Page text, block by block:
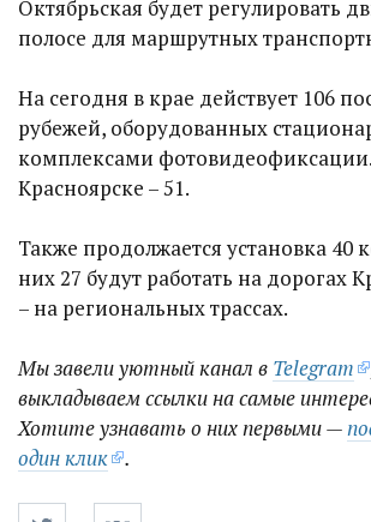
Октябрьская будет регулировать
полосе для маршрутных
На сегодня в крае действует 106
рубежей, оборудованных
комплексами
Красноярске – 51.
Также продолжается установка 40
них 27 будут работать на дорогах
– на региональных трассах.
Мы завели уютный канал в Telegram
выкладываем ссылки на самые
Хотите узнавать о них первыми —
один клик
.